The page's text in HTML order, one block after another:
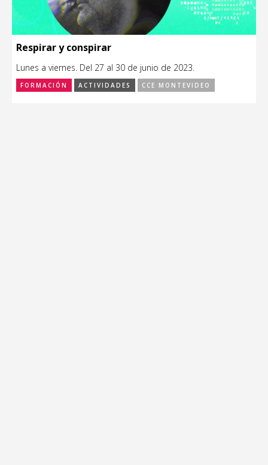
Respirar y conspirar
Lunes a viernes. Del 27 al 30 de junio de 2023.
FORMACIÓN ACTIVIDADES CCE MONTEVIDEO